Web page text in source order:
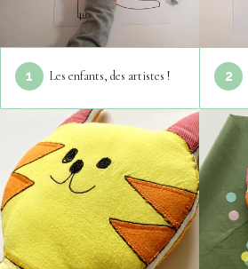
1 Les enfants, des artistes ! 2